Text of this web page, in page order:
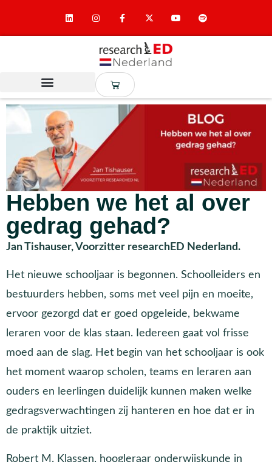
Hebben we het al over
gedrag gehad?
Jan Tishauser, Voorzitter researchED Nederland.
Het nieuwe schooljaar is begonnen. Schoolleiders en
bestuurders hebben, soms met veel pijn en moeite,
ervoor gezorgd dat er goed opgeleide, bekwame
leraren voor de klas staan. Iedereen gaat vol frisse
moed aan de slag. Het begin van het schooljaar is ook
het moment waarop scholen, teams en leraren aan
ouders en leerlingen duidelijk kunnen maken welke
gedragsverwachtingen zij hanteren en hoe dat er in
de praktijk uitziet.
Robert M. Klassen, hoogleraar onderwijskunde in